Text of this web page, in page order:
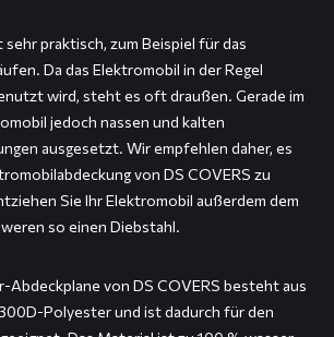
praktisch, zum Beispiel für das
Da das Elektromobil in der Regel
wird, steht es oft draußen. Gerade im
jedoch nassen und kalten
ausgesetzt. Wir empfehlen daher, es
von DS COVERS zu
Sie Ihr Elektromobil außerdem dem
so einen Diebstahl.
von DS COVERS besteht aus
Polyester und ist dadurch für den